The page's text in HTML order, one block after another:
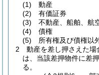
(1)
動産
(2)
有価証券
(3)
不動産、船舶、航
(4)
債権
(5)
所有権及び債権以
2
動産を差し押さえた場
は、当該差押物件に差
る。